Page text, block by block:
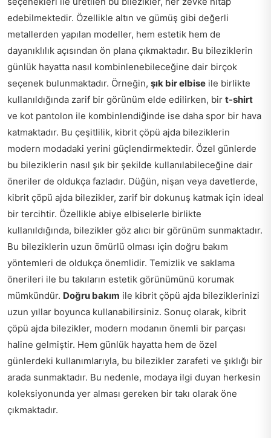
edebilmektedir. Özellikle altın ve gümüş gibi değerli
metallerden yapılan modeller, hem estetik hem de
dayanıklılık açısından ön plana çıkmaktadır. Bu bileziklerin
günlük hayatta nasıl kombinlenebileceğine dair birçok
seçenek bulunmaktadır. Örneğin, şık bir elbise ile birlikte
kullanıldığında zarif bir görünüm elde edilirken, bir t-shirt
ve kot pantolon ile kombinlendiğinde ise daha spor bir hava
katmaktadır. Bu çeşitlilik, kibrit çöpü ajda bileziklerin
modern modadaki yerini güçlendirmektedir. Özel günlerde
bu bileziklerin nasıl şık bir şekilde kullanılabileceğine dair
öneriler de oldukça fazladır. Düğün, nişan veya davetlerde,
kibrit çöpü ajda bilezikler, zarif bir dokunuş katmak için ideal
bir tercihtir. Özellikle abiye elbiselerle birlikte
kullanıldığında, bilezikler göz alıcı bir görünüm sunmaktadır.
Bu bileziklerin uzun ömürlü olması için doğru bakım
yöntemleri de oldukça önemlidir. Temizlik ve saklama
önerileri ile bu takıların estetik görünümünü korumak
mümkündür. Doğru bakım ile kibrit çöpü ajda bileziklerinizi
uzun yıllar boyunca kullanabilirsiniz. Sonuç olarak, kibrit
çöpü ajda bilezikler, modern modanın önemli bir parçası
haline gelmiştir. Hem günlük hayatta hem de özel
günlerdeki kullanımlarıyla, bu bilezikler zarafeti ve şıklığı bir
arada sunmaktadır. Bu nedenle, modaya ilgi duyan herkesin
koleksiyonunda yer alması gereken bir takı olarak öne
çıkmaktadır.